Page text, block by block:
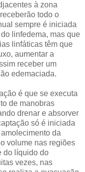
à zona
todo o
sempre é iniciada
linfedema, mas que
linfáticas têm que
aumentar a
receber um
edemaciada.
é que se executa
de manobras
drenar e absorver
só é iniciada
da
volume nas regiões
do líquido do
vezes, nas